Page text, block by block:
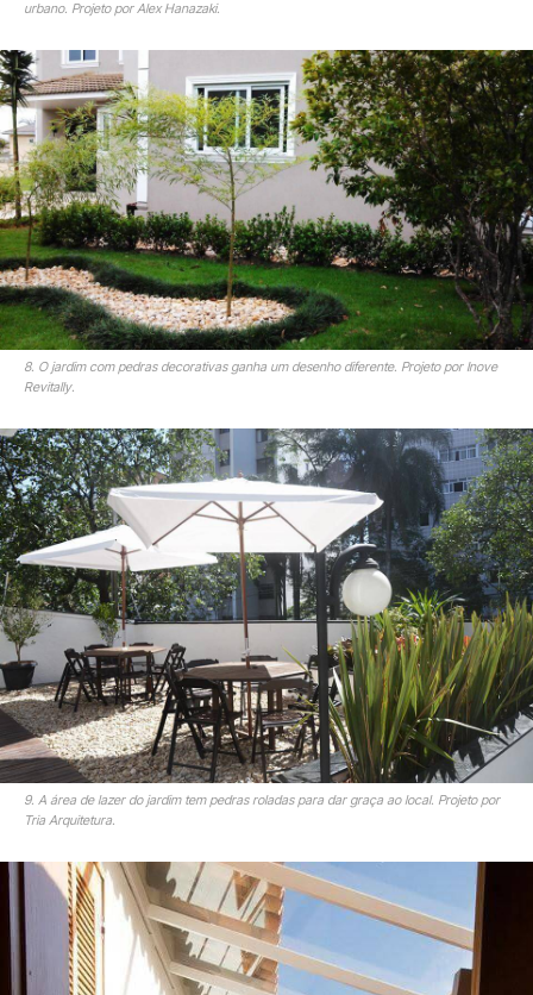
urbano. Projeto por Alex Hanazaki.
8. O jardim com pedras decorativas ganha um desenho diferente. Projeto por Inove
Revitally.
9. A área de lazer do jardim tem pedras roladas para dar graça ao local. Projeto por
Tria Arquitetura.